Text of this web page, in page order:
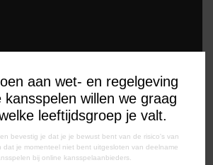
aan wet- en regelgeving
kansspelen willen we graag
leeftijdsgroep je valt.
bevestig je dat je je bewust bent van de risico's van
dat je momenteel niet bent uitgesloten van deelname
bij online kansspelaanbieders.